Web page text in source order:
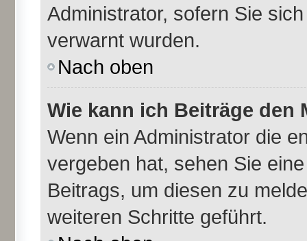
Administrator, sofern Sie
verwarnt wurden.
Nach oben
Wie kann ich Beiträge den
Wenn ein Administrator die
vergeben hat, sehen Sie
Beitrags, um diesen zu
weiteren Schritte geführt.